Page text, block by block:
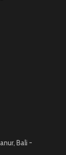
Bali -